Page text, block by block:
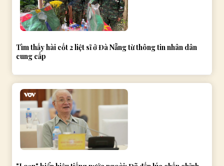
Tìm thấy hài cốt 2 liệt sĩ ở Đà Nẵng từ thông tin nhân dân
cung cấp